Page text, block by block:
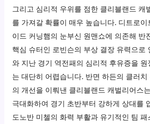
그리고 심리적 우위를 점한 클리블랜드 캐
를 가져갈 확률이 매우 높습니다. 디트로이
이드 커닝햄의 눈부신 원맨쇼에 의존해 반
핵심 슈터인 로빈슨의 부상 결장 유력으로
와 지난 경기 역전패의 심리적 후유증을 원
는 대단히 어렵습니다. 반면 하든의 클러치
의 개선을 이뤄낸 클리블랜드 캐벌리어스
극대화하여 경기 초반부터 강하게 상대를
도노반 미첼의 화력 부활과 유기적인 팀